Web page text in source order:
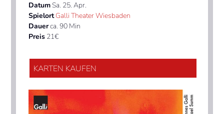
DatumSa. 25. Apr.
SpielortGalli Theater Wiesbaden
Dauerca. 90 Min
Preis 21€
KARTEN KAUFEN